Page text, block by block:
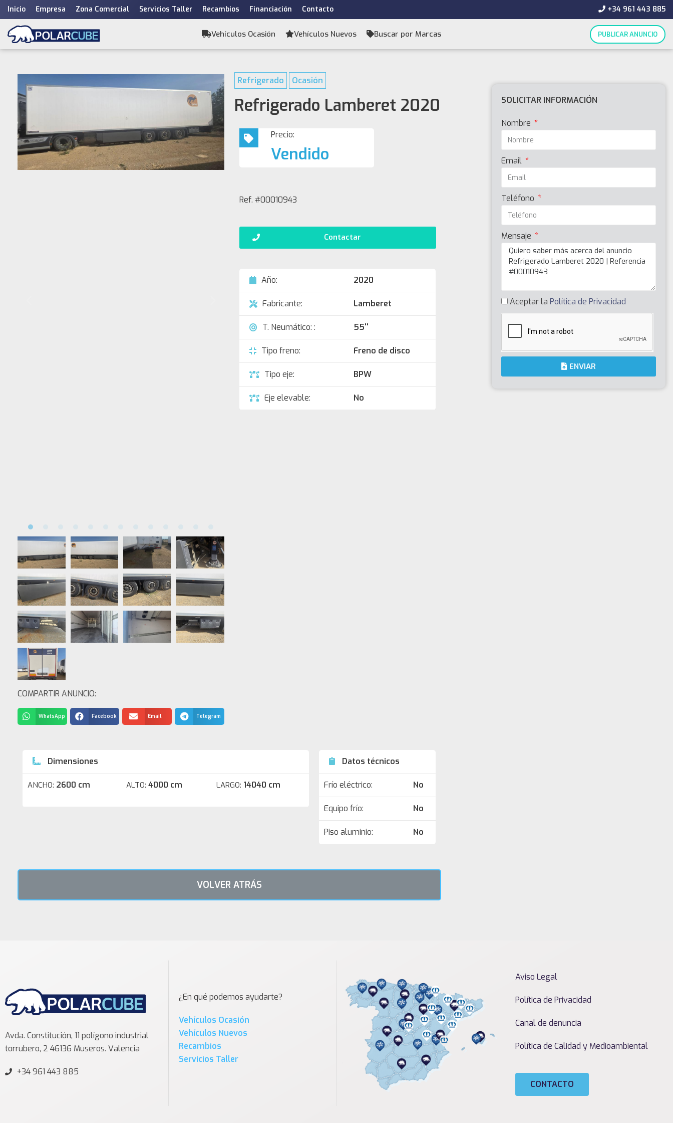
Saltar
al
contenido
Inicio Empresa Zona Comercial Servicios Taller Recambios Financiación Contacto +34 961 443 885
Vehículos Ocasión Vehículos Nuevos Buscar por Marcas PUBLICAR ANUNCIO
COMPARTIR ANUNCIO:
WhatsApp Facebook Email Telegram
Refrigerado Ocasión
Refrigerado Lamberet 2020
Precio:
Vendido
Ref. #00010943
Contactar
Año: 2020
Fabricante: Lamberet
T. Neumático: : 55''
Tipo freno: Freno de disco
Tipo eje: BPW
Eje elevable: No
Dimensiones
ANCHO: 2600 cm ALTO: 4000 cm LARGO: 14040 cm
Datos técnicos
Frío eléctrico: No
Equipo frío: No
Piso aluminio: No
VOLVER ATRÁS
SOLICITAR INFORMACIÓN
Nombre
Email
Teléfono
Mensaje
Aceptar la Política de Privacidad
ENVIAR
Avda. Constitución, 11 polígono industrial
torrubero, 2 46136 Museros. Valencia
+34 961 443 885
¿En qué podemos ayudarte?
Vehículos Ocasión
Vehículos Nuevos
Recambios
Servicios Taller
Aviso Legal
Política de Privacidad
Canal de denuncia
Política de Calidad y Medioambiental
CONTACTO